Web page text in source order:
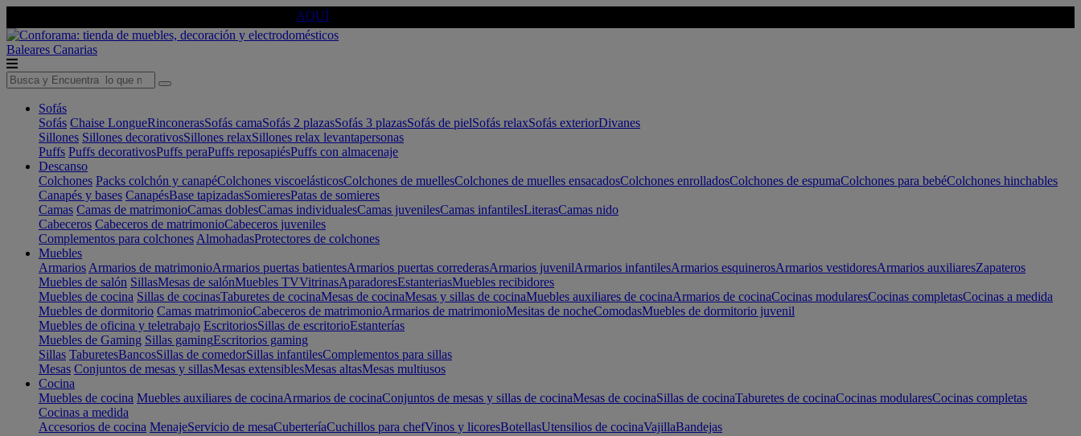
AQUÍ
Baleares Canarias
Sofás
Sofás Chaise LongueRinconerasSofás camaSofás 2 plazasSofás 3 plazasSofás de pielSofás relaxSofás exteriorDivanes
Sillones Sillones decorativosSillones relaxSillones relax levantapersonas
Puffs Puffs decorativosPuffs peraPuffs reposapiésPuffs con almacenaje
Descanso
Colchones Packs colchón y canapéColchones viscoelásticosColchones de muellesColchones de muelles ensacadosColchones enrolladosColchones de espumaColchones para bebéColchones hinchables
Canapés y bases CanapésBase tapizadasSomieresPatas de somieres
Camas Camas de matrimonioCamas doblesCamas individualesCamas juvenilesCamas infantilesLiterasCamas nido
Cabeceros Cabeceros de matrimonioCabeceros juveniles
Complementos para colchones AlmohadasProtectores de colchones
Muebles
Armarios Armarios de matrimonioArmarios puertas batientesArmarios puertas correderasArmarios juvenilArmarios infantilesArmarios esquinerosArmarios vestidoresArmarios auxiliaresZapateros
Muebles de salón SillasMesas de salónMuebles TVVitrinasAparadoresEstanteriasMuebles recibidores
Muebles de cocina Sillas de cocinasTaburetes de cocinaMesas de cocinaMesas y sillas de cocinaMuebles auxiliares de cocinaArmarios de cocinaCocinas modularesCocinas completasCocinas a medida
Muebles de dormitorio Camas matrimonioCabeceros de matrimonioArmarios de matrimonioMesitas de nocheComodasMuebles de dormitorio juvenil
Muebles de oficina y teletrabajo EscritoriosSillas de escritorioEstanterías
Muebles de Gaming Sillas gamingEscritorios gaming
Sillas TaburetesBancosSillas de comedorSillas infantilesComplementos para sillas
Mesas Conjuntos de mesas y sillasMesas extensiblesMesas altasMesas multiusos
Cocina
Muebles de cocina Muebles auxiliares de cocinaArmarios de cocinaConjuntos de mesas y sillas de cocinaMesas de cocinaSillas de cocinaTaburetes de cocinaCocinas modularesCocinas completas
Cocinas a medida
Accesorios de cocina MenajeServicio de mesaCuberteríaCuchillos para chefVinos y licoresBotellasUtensilios de cocinaVajillaBandejas